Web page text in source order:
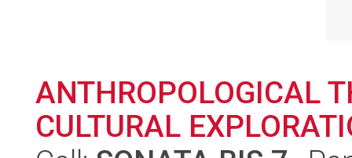
ANTHROPOLOGICAL
CULTURAL